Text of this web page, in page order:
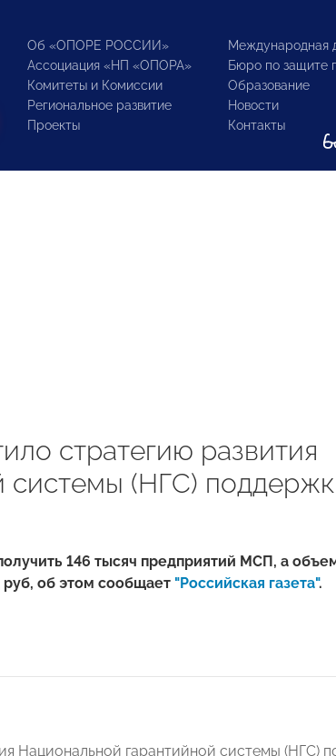
Об «ОПОРЕ РОССИИ»
Ассоциация «НП «ОПОРА»
Комитеты и Комиссии
Региональное развитие
Проекты
Международная
Бюро по защите
Образование
Новости
Контакты
стратегию развития
системы (НГС)
146 тысяч предприятий МСП, а
руб, об этом сообщает "Российская газета".
Национальной гарантийной системы (НГС)